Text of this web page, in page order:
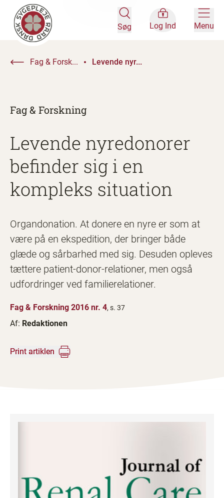
Søg Log Ind Menu
Fag & Forsk... Levende nyr...
Fag & Forskning
Levende nyredonorer
befinder sig i en
kompleks situation
Organdonation. At donere en nyre er som at
være på en ekspedition, der bringer både
glæde og sårbarhed med sig. Desuden opleves
tættere patient-donor-relationer, men også
udfordringer ved familierelationer.
Fag & Forskning 2016 nr. 4, s. 37
Af: Redaktionen
Print artiklen